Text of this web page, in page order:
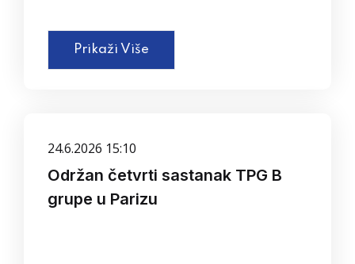
Prikaži Više
24.6.2026 15:10
Održan četvrti sastanak TPG B
grupe u Parizu